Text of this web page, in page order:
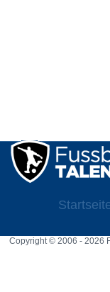
Copyright © 2006 - 2026